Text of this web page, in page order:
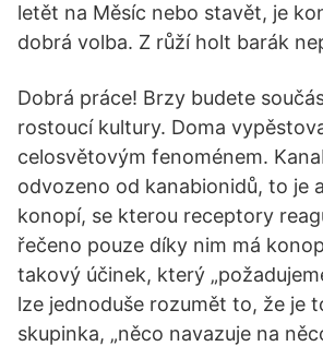
letět na Měsíc nebo stavět, je
dobrá volba. Z růží holt barák
Dobrá práce! Brzy budete
rostoucí kultury. Doma
celosvětovým fenoménem.
odvozeno od kanabionidů, to je
konopí, se kterou receptory
řečeno pouze díky nim má
takový účinek, který
lze jednoduše rozumět to, že je
skupinka, „něco navazuje na